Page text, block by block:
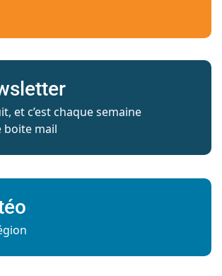
et c’est chaque semaine
boite mail